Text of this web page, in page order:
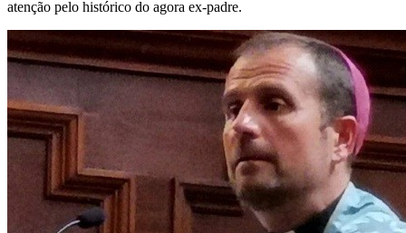
atenção pelo histórico do agora ex-padre.